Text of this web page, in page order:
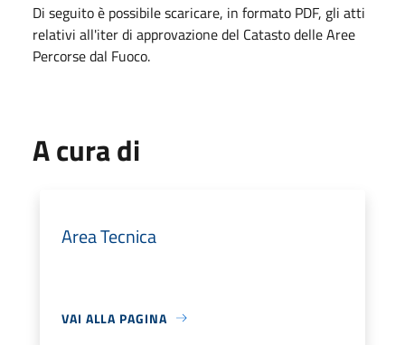
Di seguito è possibile scaricare, in formato PDF, gli atti
relativi all'iter di approvazione del Catasto delle Aree
Percorse dal Fuoco.
A cura di
Area Tecnica
VAI ALLA PAGINA